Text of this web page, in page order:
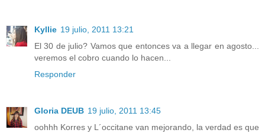
Kyllie 19 julio, 2011 13:21
El 30 de julio? Vamos que entonces va a llegar en agosto...
veremos el cobro cuando lo hacen...
Responder
Gloria DEUB 19 julio, 2011 13:45
oohhh Korres y L´occitane van mejorando, la verdad es que